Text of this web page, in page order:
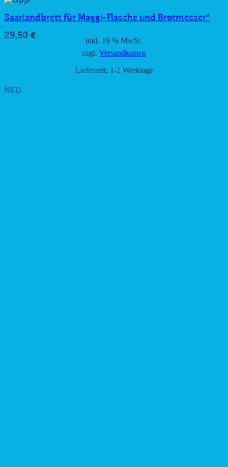
Saarlandbrett für Maggi-Flasche und Brotmesser*
29,50 €
inkl. 19 % MwSt.
zzgl. Versandkosten
Lieferzeit: 1-2 Werktage
NEU